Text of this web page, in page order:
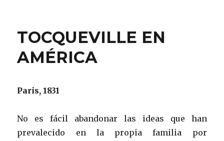
TOCQUEVILLE EN
AMÉRICA
Paris, 1831
No es fácil abandonar las ideas que han
prevalecido en la propia familia por